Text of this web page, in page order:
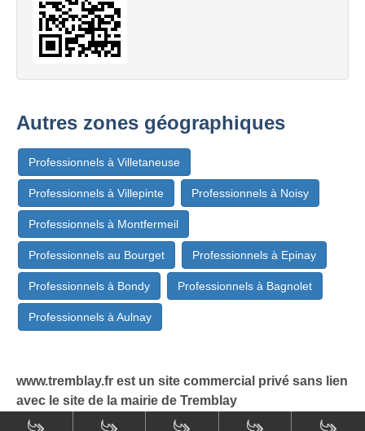
Autres zones géographiques
Professionnels à Villetaneuse
Professionnels à Villepinte Professionnels à Noisy
Professionnels à Montfermeil
Professionnels au Bourget Professionnels à Epinay
Professionnels à Bondy Professionnels à Bagnolet
Professionnels à Aulnay
www.tremblay.fr est un site commercial privé sans lien
avec le site de la mairie de Tremblay